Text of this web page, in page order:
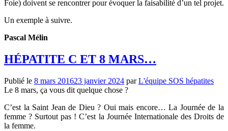
Foie) doivent se rencontrer pour évoquer la faisabilité d’un tel projet.
Un exemple à suivre.
Pascal Mélin
HÉPATITE C ET 8 MARS…
Publié le 8 mars 201623 janvier 2024 parL'équipe SOS hépatites
Le 8 mars, ça vous dit quelque chose ?
C’est la Saint Jean de Dieu ? Oui mais encore… La Journée de la
femme ? Surtout pas ! C’est la Journée Internationale des Droits de
la femme.